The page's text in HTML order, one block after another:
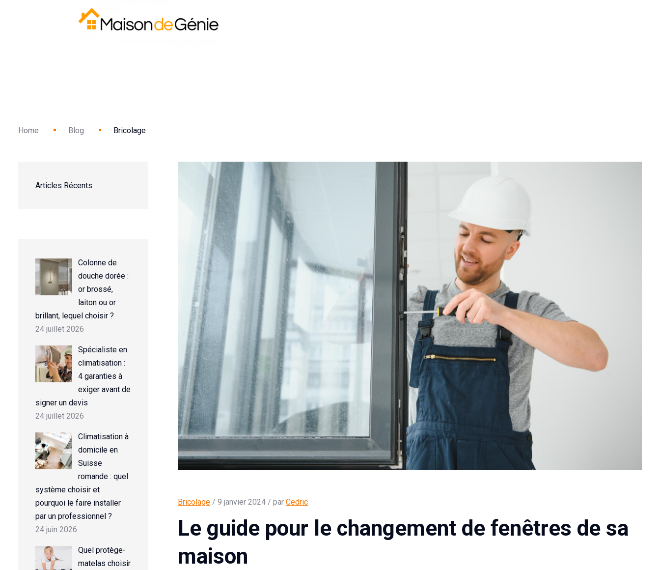
Home Blog Bricolage
Articles Récents
Colonne de
douche dorée :
or brossé,
laiton ou or
brillant, lequel choisir ?
24 juillet 2026
Spécialiste en
climatisation :
4 garanties à
exiger avant de
signer un devis
24 juillet 2026
Climatisation à
domicile en
Suisse
romande : quel
système choisir et
pourquoi le faire installer
par un professionnel ?
24 juin 2026
Quel protège-
matelas choisir
Bricolage / 9 janvier 2024 / par Cedric
Le guide pour le changement de fenêtres de sa
maison